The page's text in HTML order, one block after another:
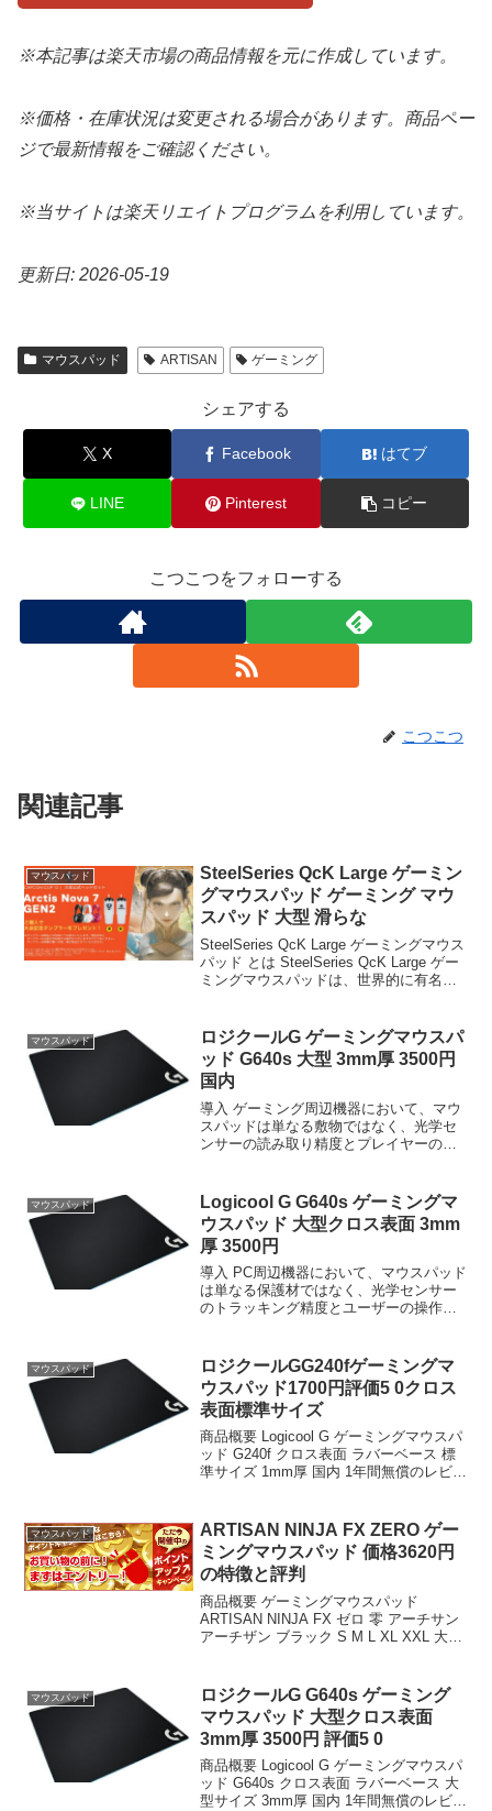
※本記事は楽天市場の商品情報を元に作成しています。
※価格・在庫状況は変更される場合があります。商品ペー
ジで最新情報をご確認ください。
※当サイトは楽天リエイトプログラムを利用しています。
更新日: 2026-05-19
マウスパッド ARTISAN ゲーミング
シェアする
X Facebook はてブ
LINE Pinterest コピー
こつこつをフォローする
こつこつ
関連記事
マウスパッド
SteelSeries QcK Large ゲーミン
グマウスパッド ゲーミング マウ
スパッド 大型 滑らな
SteelSeries QcK Large ゲーミングマウス
パッド とは SteelSeries QcK Large ゲー
ミングマウスパッドは、世界的に有名な
の...
マウスパッド
ロジクールG ゲーミングマウスパ
ッド G640s 大型 3mm厚 3500円
国内
導入 ゲーミング周辺機器において、マウ
スパッドは単なる敷物ではなく、光学セ
ンサーの読み取り精度とプレイヤーの物
リーズにラインナップされるクロス表面
を採用した大...
マウスパッド
Logicool G G640s ゲーミングマ
ウスパッド 大型クロス表面 3mm
厚 3500円
導入 PC周辺機器において、マウスパッド
は単なる保護材ではなく、光学センサー
のトラッキング精度とユーザーの操作入
ゲーミングマウスパッド G640s クロス
表...
マウスパッド
ロジクールGG240fゲーミングマ
ウスパッド1700円評価5 0クロス
表面標準サイズ
商品概要 Logicool G ゲーミングマウスパ
ッド G240f クロス表面 ラバーベース 標
準サイズ 1mm厚 国内 1年間無償のレビュ
ラ...
マウスパッド
ARTISAN NINJA FX ZERO ゲー
ミングマウスパッド 価格3620円
の特徴と評判
商品概要 ゲーミングマウスパッド
ARTISAN NINJA FX ゼロ 零 アーチサン
アーチザン ブラック S M L XL XXL 大型
硬度...
マウスパッド
ロジクールG G640s ゲーミング
マウスパッド 大型クロス表面
3mm厚 3500円 評価5 0
商品概要 Logicool G ゲーミングマウスパ
ッド G640s クロス表面 ラバーベース 大
型サイズ 3mm厚 国内 1年間無償のレビュ